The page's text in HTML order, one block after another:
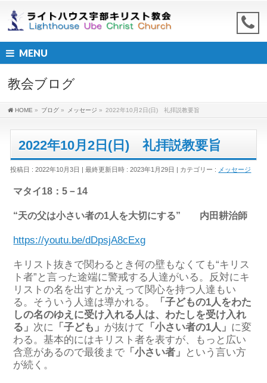
MENU
教会ブログ
HOME » ブログ » メッセージ » 2022年10月2日(日) 礼拝説教要旨
2022年10月2日(日) 礼拝説教要旨
投稿日 : 2022年10月3日 最終更新日時 : 2023年1月29日 カテゴリー : メッセージ
マタイ18：5－14
“天の父は小さい者の1人を大切にする” 内田耕治師
https://youtu.be/dDpsjA8cExg
キリスト抜きで関わるとき何の壁もなくても“キリス
ト者”と言った途端に警戒する人達がいる。反対にキ
リストの名を出すとかえって関心を持つ人達もい
る。そういう人達は導かれる。
「子どもの1人をわた
しの名のゆえに受け入れる人は、わたしを受け入れ
る」 次に 「子ども」 が抜けて 「小さい者の1人」 に変
わる。基本的にはキリスト者を表すが、もっと広い
含意があるので最後まで 「小さい者」
という言い方
が続く。